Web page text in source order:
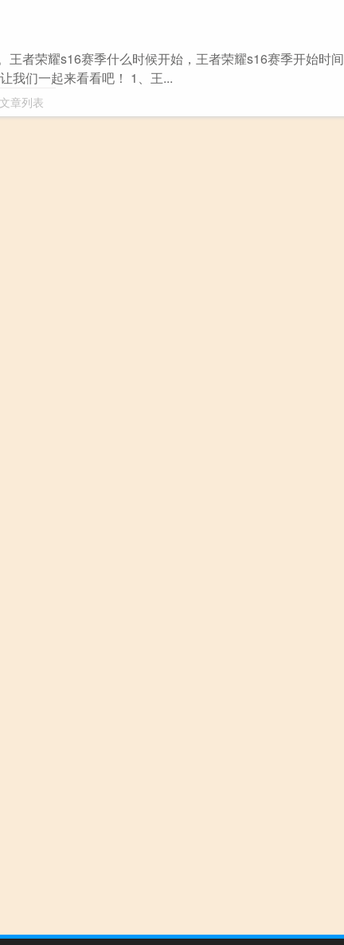
王者荣耀s16赛季什么时候开始，王者荣耀s16赛季开始时间
我们一起来看看吧！ 1、王...
文章列表